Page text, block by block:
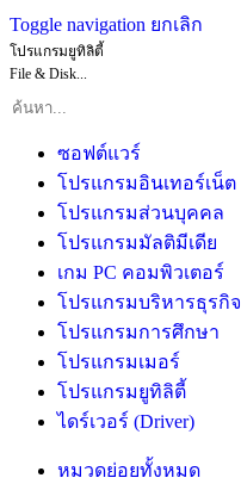
Toggle navigation ยกเลิก
โปรแกรมยูทิลิตี้
File & Disk...
ซอฟต์แวร์
โปรแกรมอินเทอร์เน็ต
โปรแกรมส่วนบุคคล
โปรแกรมมัลติมีเดีย
เกม PC คอมพิวเตอร์
โปรแกรมบริหารธุรกิจ
โปรแกรมการศึกษา
โปรแกรมเมอร์
โปรแกรมยูทิลิตี้
ไดร์เวอร์ (Driver)
หมวดย่อยทั้งหมด